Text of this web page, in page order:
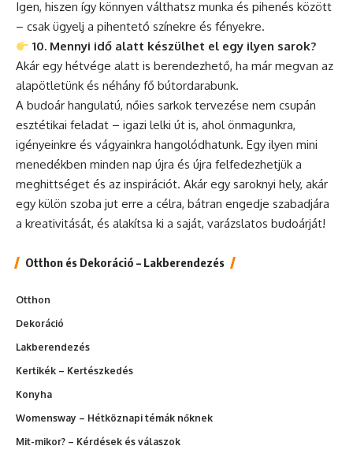
Igen, hiszen így könnyen válthatsz munka és pihenés között
– csak ügyelj a pihentető színekre és fényekre.
10. Mennyi idő alatt készülhet el egy ilyen sarok?
Akár egy hétvége alatt is berendezhető, ha már megvan az
alapötletünk és néhány fő bútordarabunk.
A budoár hangulatú, nőies sarkok tervezése nem csupán
esztétikai feladat – igazi lelki út is, ahol önmagunkra,
igényeinkre és vágyainkra hangolódhatunk. Egy ilyen mini
menedékben minden nap újra és újra felfedezhetjük a
meghittséget és az inspirációt. Akár egy saroknyi hely, akár
egy külön szoba jut erre a célra, bátran engedje szabadjára
a kreativitását, és alakítsa ki a saját, varázslatos budoárját!
Otthon és Dekoráció – Lakberendezés
Otthon
Dekoráció
Lakberendezés
Kertikék – Kertészkedés
Konyha
Womensway – Hétköznapi témák nőknek
Mit-mikor? – Kérdések és válaszok